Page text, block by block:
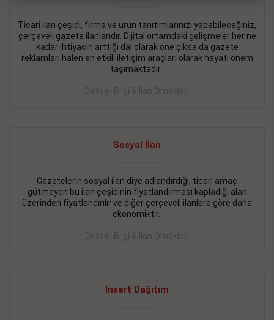
Ticari ilan çeşidi, firma ve ürün tanıtımlarınızı yapabileceğiniz,
çerçeveli gazete ilanlarıdır. Dijital ortamdaki gelişmeler her ne
kadar ihtiyacın arttığı dal olarak öne çıksa da gazete
reklamları halen en etkili iletişim araçları olarak hayati önem
taşımaktadır.
Detaylı Bilgi & İlan Örnekleri
Sosyal İlan
Gazetelerin sosyal ilan diye adlandırdığı, ticari amaç
gütmeyen bu ilan çeşidinin fiyatlandırması kapladığı alan
üzerinden fiyatlandırılır ve diğer çerçeveli ilanlara göre daha
ekonomiktir.
Detaylı Bilgi & İlan Örnekleri
İnsert Dağıtım
BAKIRKÖY SATILIK İlanı- 11.09.2018
KARTALTEPEde kelepir 2+ 1 satılık daire
İŞYERİ KİRALIK İlanı - 11.09.2018
BEYLİKDÜZÜ Kavaklıda 4 katlı bina